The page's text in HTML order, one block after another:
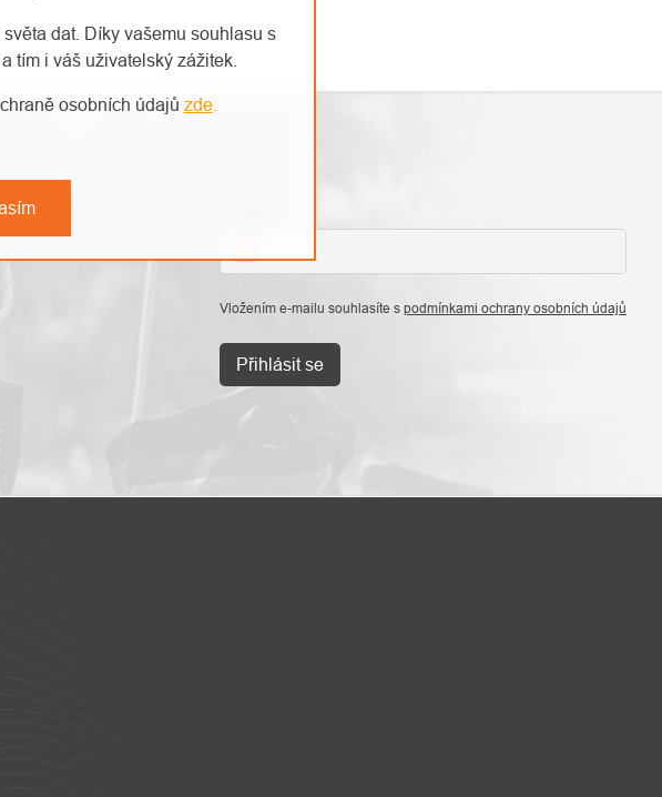
dat. Díky vašemu souhlasu s
tím i váš uživatelský zážitek.
osobních údajů zde.
Vložením e-mailu souhlasíte s podmínkami ochrany osobních údajů
Přihlásit se